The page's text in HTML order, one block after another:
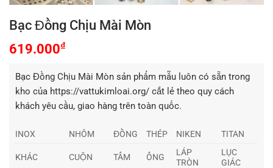
Bạc Đồng Chịu Mài Mòn
619.000₫
Bạc Đồng Chịu Mài Mòn sản phẩm mẫu luôn có sẵn trong
kho của https://vattukimloai.org/ cắt lẻ theo quy cách
khách yêu cầu, giao hàng trên toàn quốc.
INOX NHÔM ĐỒNG THÉP NIKEN TITAN
KHÁC CUỘN TẤM ỐNG
LÁP
TRÒN
LỤC
GIÁC